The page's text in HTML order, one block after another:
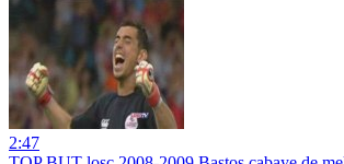
2:47